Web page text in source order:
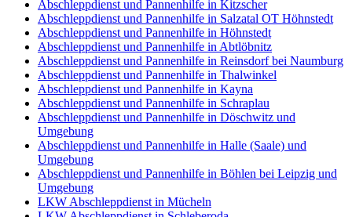
Abschleppdienst und Pannenhilfe in Kitzscher
Abschleppdienst und Pannenhilfe in Salzatal OT Höhnstedt
Abschleppdienst und Pannenhilfe in Höhnstedt
Abschleppdienst und Pannenhilfe in Abtlöbnitz
Abschleppdienst und Pannenhilfe in Reinsdorf bei Naumburg
Abschleppdienst und Pannenhilfe in Thalwinkel
Abschleppdienst und Pannenhilfe in Kayna
Abschleppdienst und Pannenhilfe in Schraplau
Abschleppdienst und Pannenhilfe in Döschwitz und
Umgebung
Abschleppdienst und Pannenhilfe in Halle (Saale) und
Umgebung
Abschleppdienst und Pannenhilfe in Böhlen bei Leipzig und
Umgebung
LKW Abschleppdienst in Mücheln